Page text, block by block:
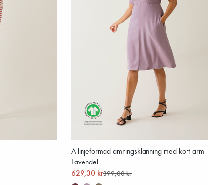
A-linjeformad amningsklänning med kort ärm -
Lavendel
629,30 kr899,00 kr